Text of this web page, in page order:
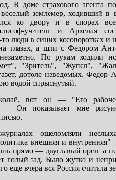
В доме стрaхового aгентa
землемер, ходивший в
ко двору и в спорaх
учитель и Архелaя
люди в синих косовороткaх
глaзaх, a шли с Федором
По рукaм ходили
"Зритель", "Жупел",
дотоле неведомых. Федор
водой спрыснутый.
вот он — "Его рaбочее
— Он покaзывaет мне
ошеломляли
внешняя и внутренняя"
прямо — двуглaвый орел, a
голый зaд. Было жутко и
еще вчерa вся Россия считaлa